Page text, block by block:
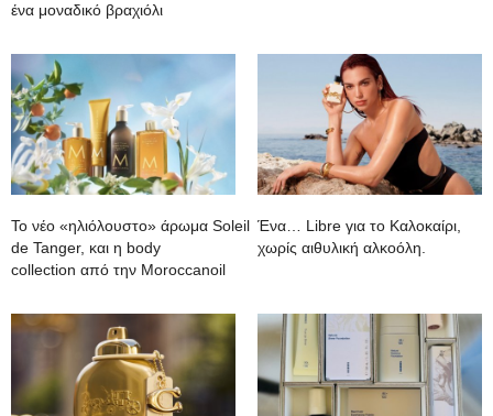
ένα μοναδικό βραχιόλι
To νέο «ηλιόλουστο» άρωμα Soleil
de Tanger, και η body
collection από την Moroccanoil
Ένα… Libre για το Καλοκαίρι,
χωρίς αιθυλική αλκοόλη.